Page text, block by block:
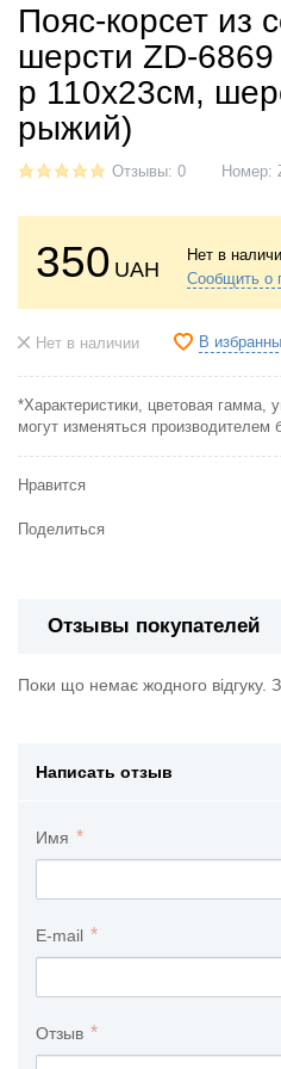
Пояс-корсет из
шерсти ZD-6869
р 110х23см,
рыжий)
Отзывы: 0 Номер:
350 UAH
Нет в
Сообщить о
Нет в наличии В
*Характеристики, цветовая гамма,
могут изменяться производителем
Нравится
Поделиться
Отзывы покупателей
Поки що немає жодного відгуку.
Написать отзыв
Имя
E-mail
Отзыв